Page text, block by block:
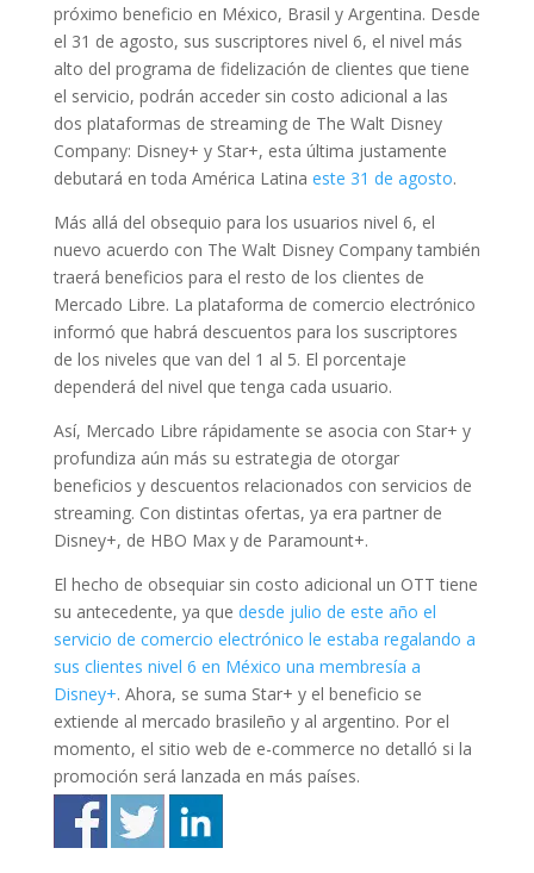
próximo beneficio en México, Brasil y Argentina. Desde
el 31 de agosto, sus suscriptores nivel 6, el nivel más
alto del programa de fidelización de clientes que tiene
el servicio, podrán acceder sin costo adicional a las
dos plataformas de streaming de The Walt Disney
Company: Disney+ y Star+, esta última justamente
debutará en toda América Latina este 31 de agosto.
Más allá del obsequio para los usuarios nivel 6, el
nuevo acuerdo con The Walt Disney Company también
traerá beneficios para el resto de los clientes de
Mercado Libre. La plataforma de comercio electrónico
informó que habrá descuentos para los suscriptores
de los niveles que van del 1 al 5. El porcentaje
dependerá del nivel que tenga cada usuario.
Así, Mercado Libre rápidamente se asocia con Star+ y
profundiza aún más su estrategia de otorgar
beneficios y descuentos relacionados con servicios de
streaming. Con distintas ofertas, ya era partner de
Disney+, de HBO Max y de Paramount+.
El hecho de obsequiar sin costo adicional un OTT tiene
su antecedente, ya que desde julio de este año el
servicio de comercio electrónico le estaba regalando a
sus clientes nivel 6 en México una membresía a
Disney+. Ahora, se suma Star+ y el beneficio se
extiende al mercado brasileño y al argentino. Por el
momento, el sitio web de e-commerce no detalló si la
promoción será lanzada en más países.